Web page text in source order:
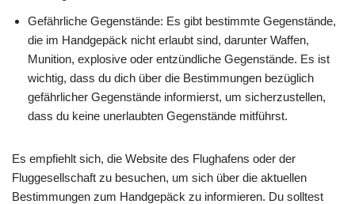
Gefährliche Gegenstände: Es gibt bestimmte Gegenstände,
die im Handgepäck nicht erlaubt sind, darunter Waffen,
Munition, explosive oder entzündliche Gegenstände. Es ist
wichtig, dass du dich über die Bestimmungen bezüglich
gefährlicher Gegenstände informierst, um sicherzustellen,
dass du keine unerlaubten Gegenstände mitführst.
Es empfiehlt sich, die Website des Flughafens oder der
Fluggesellschaft zu besuchen, um sich über die aktuellen
Bestimmungen zum Handgepäck zu informieren. Du solltest